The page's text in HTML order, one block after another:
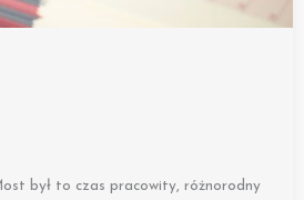
był to czas pracowity, różnorodny